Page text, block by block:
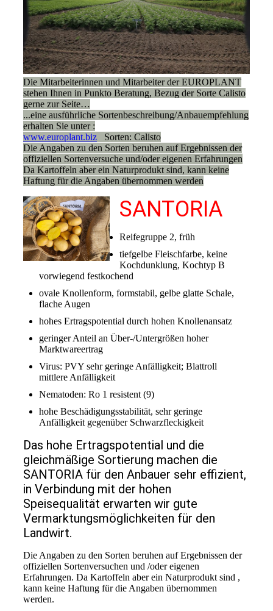
Die Mitarbeiterinnen und Mitarbeiter der EUROPLANT
stehen Ihnen in Punkto Beratung, Bezug der Sorte Calisto
gerne zur Seite…
...eine ausführliche Sortenbeschreibung/Anbauempfehlung
erhalten Sie unter :
www.europlant.bizSorten: Calisto
Die Angaben zu den Sorten beruhen auf Ergebnissen der
offiziellen Sortenversuche und/oder eigenen Erfahrungen
Da Kartoffeln aber ein Naturprodukt sind, kann keine
Haftung für die Angaben übernommen werden
SANTORIA
Reifegruppe 2, früh
tiefgelbe Fleischfarbe, keine
Kochdunklung, Kochtyp B
vorwiegend festkochend
ovale Knollenform, formstabil, gelbe glatte Schale,
flache Augen
hohes Ertragspotential durch hohen Knollenansatz
geringer Anteil an Über-/Untergrößen hoher
Marktwareertrag
Virus: PVY sehr geringe Anfälligkeit; Blattroll
mittlere Anfälligkeit
Nematoden: Ro 1 resistent (9)
hohe Beschädigungsstabilität, sehr geringe
Anfälligkeit gegenüber Schwarzfleckigkeit
Das hohe Ertragspotential und die
gleichmäßige Sortierung machen die
SANTORIA für den Anbauer sehr effizient,
in Verbindung mit der hohen
Speisequalität erwarten wir gute
Vermarktungsmöglichkeiten für den
Landwirt.
Die Angaben zu den Sorten beruhen auf Ergebnissen der
offiziellen Sortenversuchen und /oder eigenen
Erfahrungen. Da Kartoffeln aber ein Naturprodukt sind ,
kann keine Haftung für die Angaben übernommen
werden.